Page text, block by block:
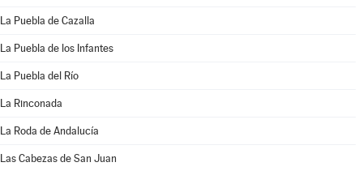
La Puebla de Cazalla
La Puebla de los Infantes
La Puebla del Río
La Rinconada
La Roda de Andalucía
Las Cabezas de San Juan